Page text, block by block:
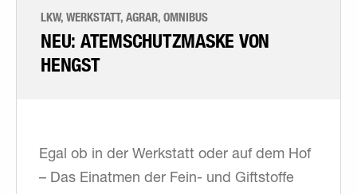
LKW, WERKSTATT, AGRAR, OMNIBUS
NEU: ATEMSCHUTZMASKE VON
HENGST
Egal ob in der Werkstatt oder auf dem Hof
– Das Einatmen der Fein- und Giftstoffe